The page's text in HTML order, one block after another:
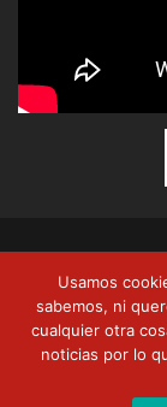
Política de
Usamos
sabemos, ni
cualquier otra
noticias por lo